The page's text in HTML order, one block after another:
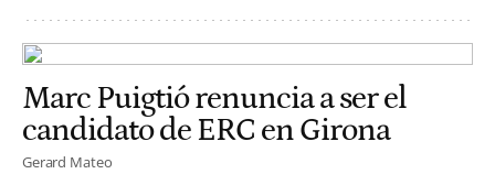
Marc Puigtió renuncia a ser el
candidato de ERC en Girona
Gerard Mateo